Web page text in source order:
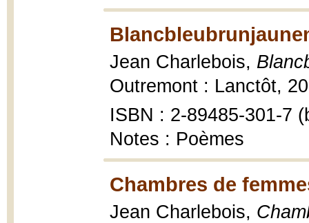
Jean Charlebois,
Outremont : Lanctôt,
ISBN : 2-89485-301-7
Notes : Poèmes
Chambres de
Jean Charlebois,